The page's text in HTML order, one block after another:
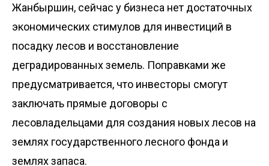
Жанбыршин, сейчас у бизнеса нет достаточных
экономических стимулов для инвестиций в
посадку лесов и восстановление
деградированных земель. Поправками же
предусматривается, что инвесторы смогут
заключать прямые договоры с
лесовладельцами для создания новых лесов на
землях государственного лесного фонда и
землях запаса.